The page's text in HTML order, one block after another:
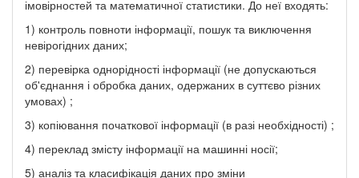
імовірностей та математичної статистики. До неї входять:
1) контроль повноти інформації, пошук та виключення
невірогідних даних;
2) перевірка однорідності інформації (не допускаються
об'єднання і обробка даних, одержаних в суттєво різних
умовах) ;
3) копіювання початкової інформації (в разі необхідності) ;
4) переклад змісту інформації на машинні носії;
5) аналіз та класифікація даних про зміни